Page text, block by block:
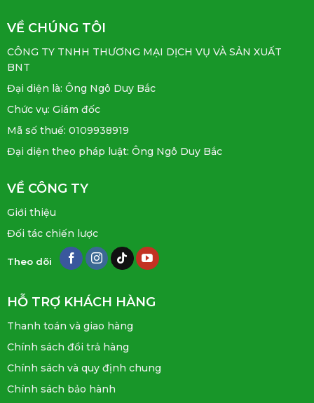
VỀ CHÚNG TÔI
CÔNG TY TNHH THƯƠNG MẠI DỊCH VỤ VÀ SẢN XUẤT
BNT
Đại diện là: Ông Ngô Duy Bắc
Chức vụ: Giám đốc
Mã số thuế: 0109938919
Đại diện theo pháp luật: Ông Ngô Duy Bắc
VỀ CÔNG TY
Giới thiệu
Đối tác chiến lược
Theo dõi
HỖ TRỢ KHÁCH HÀNG
Thanh toán và giao hàng
Chính sách đổi trả hàng
Chính sách và quy định chung
Chính sách bảo hành